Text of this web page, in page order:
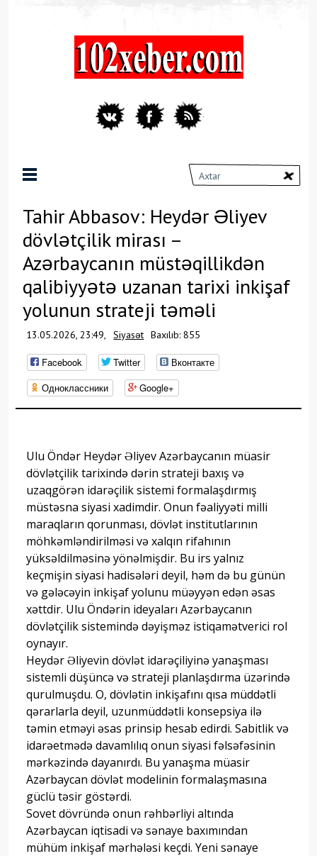
Tahir Abbasov: Heydər Əliyev
dövlətçilik mirası –
Azərbaycanın müstəqillikdən
qalibiyyətə uzanan tarixi inkişaf
yolunun strateji təməli
13.05.2026, 23:49, Siyasət Baxılıb: 855
Facebook Twitter
Вконтакте
Одноклассники
Google+
Ulu Öndər Heydər Əliyev Azərbaycanın müasir
dövlətçilik tarixində dərin strateji baxış və
uzaqgörən idarəçilik sistemi formalaşdırmış
müstəsna siyasi xadimdir. Onun fəaliyyəti milli
maraqların qorunması, dövlət institutlarının
möhkəmləndirilməsi və xalqın rifahının
yüksəldilməsinə yönəlmişdir. Bu irs yalnız
keçmişin siyasi hadisələri deyil, həm də bu günün
və gələcəyin inkişaf yolunu müəyyən edən əsas
xəttdir. Ulu Öndərin ideyaları Azərbaycanın
dövlətçilik sistemində dəyişməz istiqamətverici rol
oynayır.
Heydər Əliyevin dövlət idarəçiliyinə yanaşması
sistemli düşüncə və strateji planlaşdırma üzərində
qurulmuşdu. O, dövlətin inkişafını qısa müddətli
qərarlarla deyil, uzunmüddətli konsepsiya ilə
təmin etməyi əsas prinsip hesab edirdi. Sabitlik və
idarəetmədə davamlılıq onun siyasi fəlsəfəsinin
mərkəzində dayanırdı. Bu yanaşma müasir
Azərbaycan dövlət modelinin formalaşmasına
güclü təsir göstərdi.
Sovet dövründə onun rəhbərliyi altında
Azərbaycan iqtisadi və sənaye baxımından
mühüm inkişaf mərhələsi keçdi. Yeni sənaye